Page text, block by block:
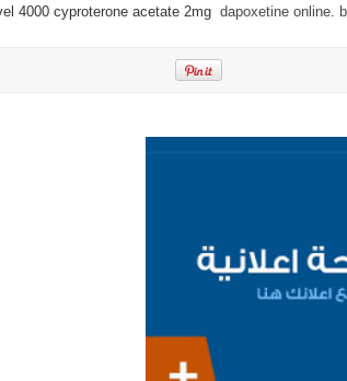
4000 cyproterone acetate 2mg dapoxetine online.